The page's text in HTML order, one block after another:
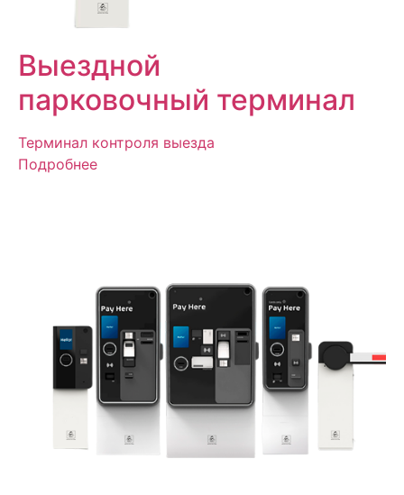
Выездной
парковочный терминал
Терминал контроля выезда
Подробнее